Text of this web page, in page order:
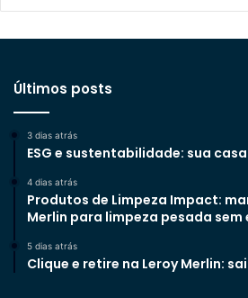
Últimos posts
3 dias atrás
ESG e sustentabilidade: sua
4 dias atrás
Produtos de Limpeza Impact:
Merlin para limpeza pesada sem
5 dias atrás
Clique e retire na Leroy Merlin: